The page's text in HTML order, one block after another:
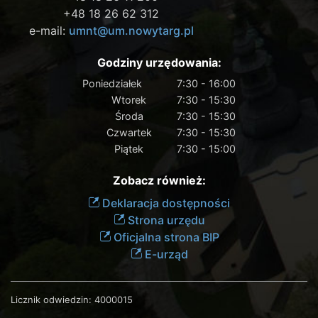
+48 18 26 62 312
e-mail: umnt@um.nowytarg.pl
Godziny urzędowania:
Poniedziałek
7:30 - 16:00
Wtorek
7:30 - 15:30
Środa
7:30 - 15:30
Czwartek
7:30 - 15:30
Piątek
7:30 - 15:00
Zobacz również:
Deklaracja dostępności
Strona urzędu
Oficjalna strona BIP
E-urząd
Licznik odwiedzin: 4000015